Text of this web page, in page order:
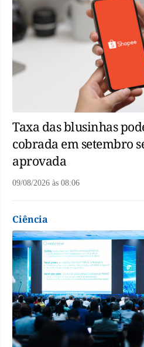
Taxa das blusinhas
cobrada em setembro
aprovada
09/08/2026 às 08:06
Ciência